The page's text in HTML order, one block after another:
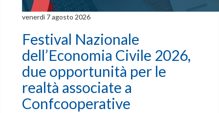
venerdì 7 agosto 2026
Festival Nazionale
dell’Economia Civile 2026,
due opportunità per le
realtà associate a
Confcooperative